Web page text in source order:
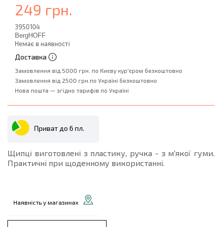
249 грн.
3950104
BergHOFF
Немає в наявності
Доставка
Замовлення від 5000 грн. по Києву кур'єром безкоштовно
Замовлення від 2500 грн.по Україні безкоштовно
Нова пошта — згідно тарифів по Україні
Приват до 6 пл.
Щипці виготовлені з пластику, ручка - з м'якої гуми.
Практичні при щоденному використанні.
Наявність у магазинах